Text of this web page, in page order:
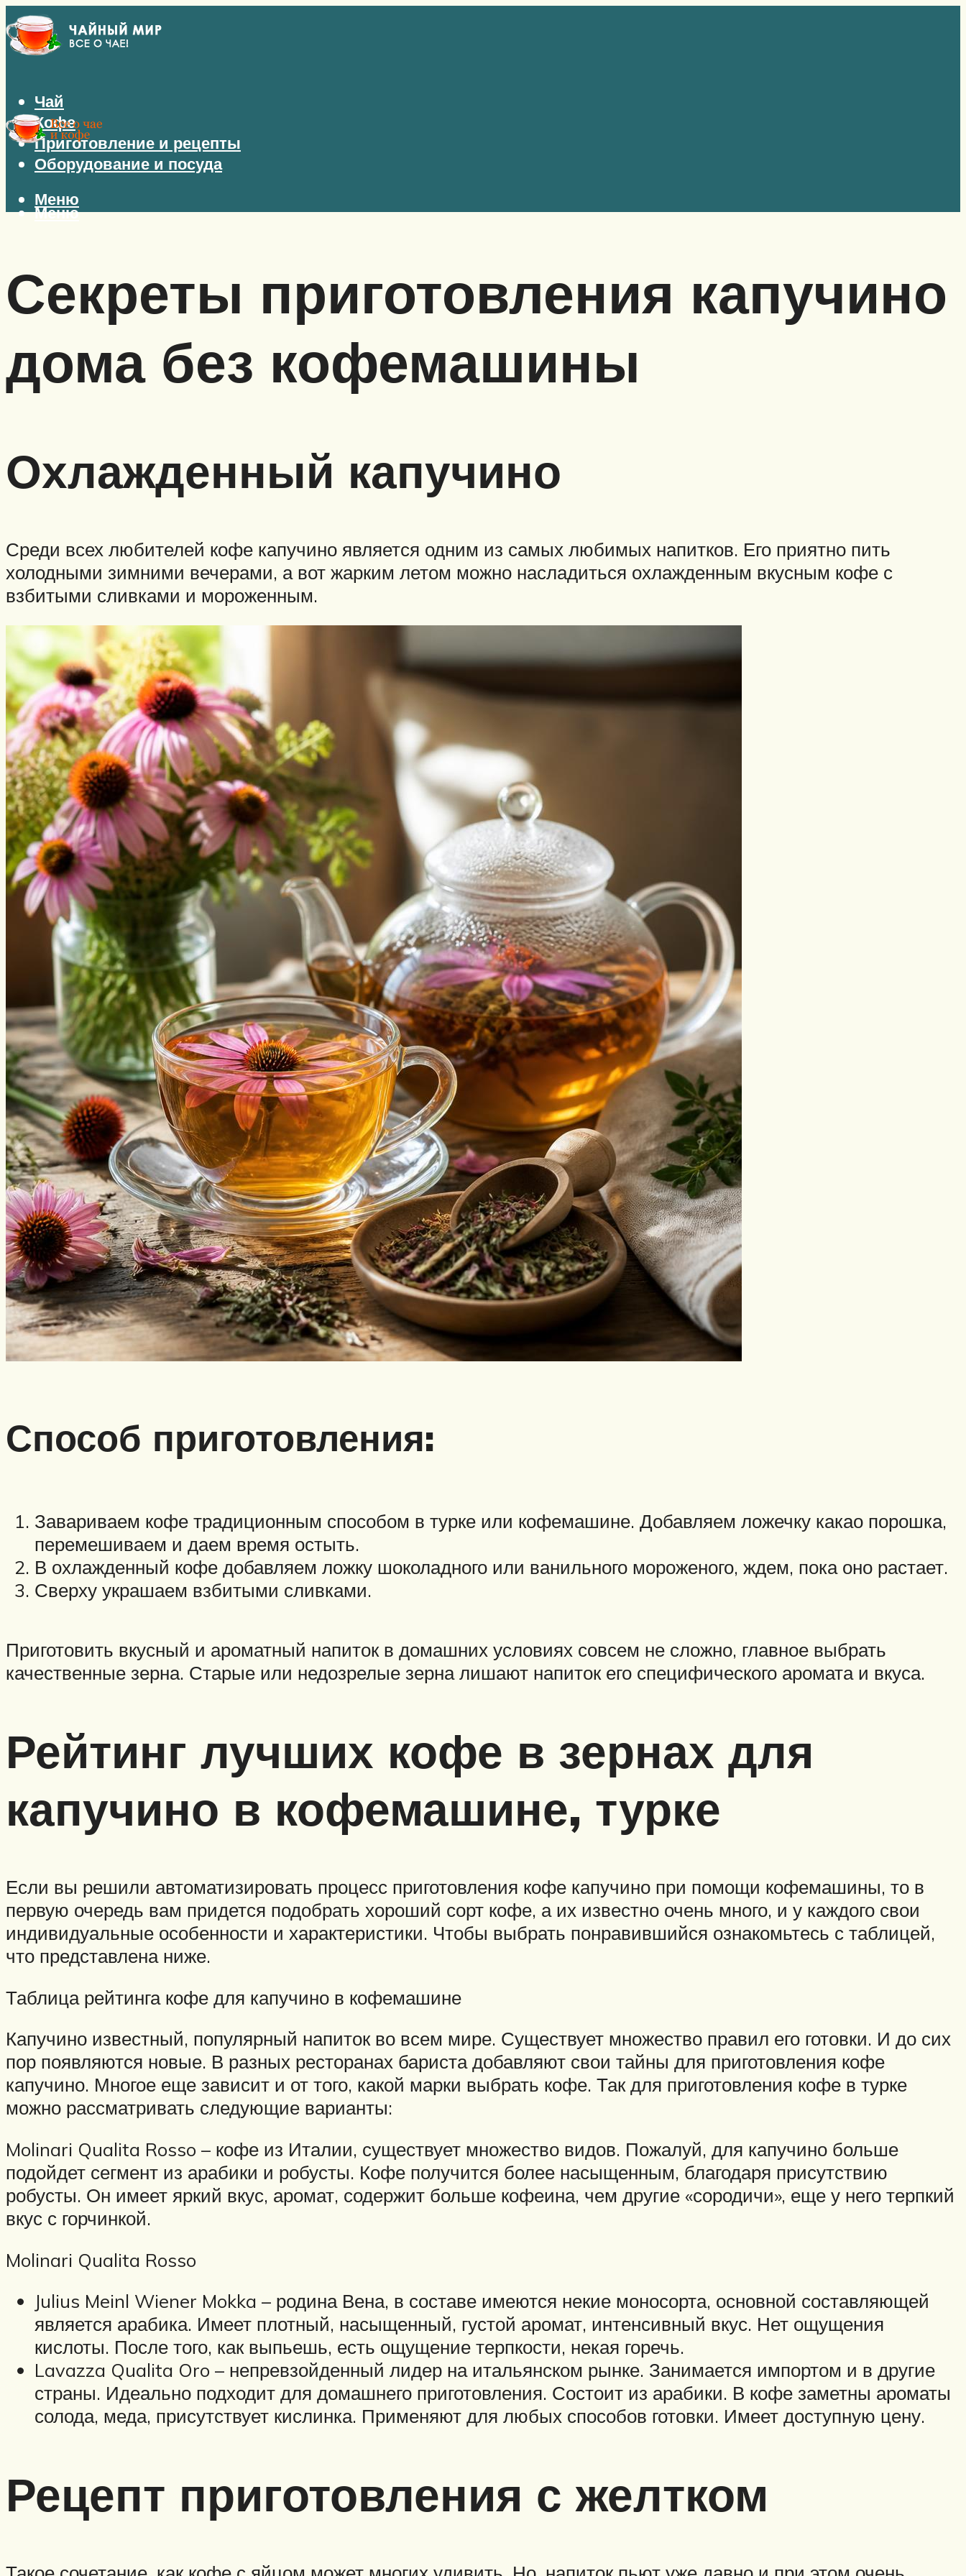
Чай
Кофе
Приготовление и рецепты
Оборудование и посуда
Меню
Меню
Секреты приготовления капучино
дома без кофемашины
Охлажденный капучино
Среди всех любителей кофе капучино является одним из самых любимых напитков. Его приятно пить
холодными зимними вечерами, а вот жарким летом можно насладиться охлажденным вкусным кофе с
взбитыми сливками и мороженным.
Способ приготовления:
Завариваем кофе традиционным способом в турке или кофемашине. Добавляем ложечку какао порошка,
перемешиваем и даем время остыть.
В охлажденный кофе добавляем ложку шоколадного или ванильного мороженого, ждем, пока оно растает.
Сверху украшаем взбитыми сливками.
Приготовить вкусный и ароматный напиток в домашних условиях совсем не сложно, главное выбрать
качественные зерна. Старые или недозрелые зерна лишают напиток его специфического аромата и вкуса.
Рейтинг лучших кофе в зернах для
капучино в кофемашине, турке
Если вы решили автоматизировать процесс приготовления кофе капучино при помощи кофемашины, то в
первую очередь вам придется подобрать хороший сорт кофе, а их известно очень много, и у каждого свои
индивидуальные особенности и характеристики. Чтобы выбрать понравившийся ознакомьтесь с таблицей,
что представлена ниже.
Таблица рейтинга кофе для капучино в кофемашине
Капучино известный, популярный напиток во всем мире. Существует множество правил его готовки. И до сих
пор появляются новые. В разных ресторанах бариста добавляют свои тайны для приготовления кофе
капучино. Многое еще зависит и от того, какой марки выбрать кофе. Так для приготовления кофе в турке
можно рассматривать следующие варианты:
Molinari Qualita Rosso – кофе из Италии, существует множество видов. Пожалуй, для капучино больше
подойдет сегмент из арабики и робусты. Кофе получится более насыщенным, благодаря присутствию
робусты. Он имеет яркий вкус, аромат, содержит больше кофеина, чем другие «сородичи», еще у него терпкий
вкус с горчинкой.
Molinari Qualita Rosso
Julius Meinl Wiener Mokka – родина Вена, в составе имеются некие моносорта, основной составляющей
является арабика. Имеет плотный, насыщенный, густой аромат, интенсивный вкус. Нет ощущения
кислоты. После того, как выпьешь, есть ощущение терпкости, некая горечь.
Lavazza Qualita Oro – непревзойденный лидер на итальянском рынке. Занимается импортом и в другие
страны. Идеально подходит для домашнего приготовления. Состоит из арабики. В кофе заметны ароматы
солода, меда, присутствует кислинка. Применяют для любых способов готовки. Имеет доступную цену.
Рецепт приготовления с желтком